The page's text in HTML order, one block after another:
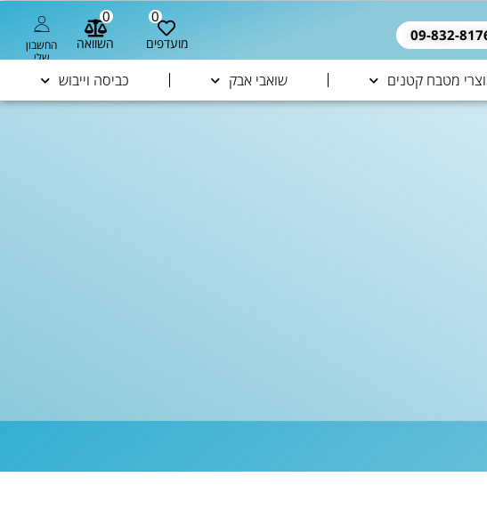
09-832- מועדפים
0
השוואה
0
החשבון
שלי
מטבח קטנים שואבי אבק כביסה וייבוש